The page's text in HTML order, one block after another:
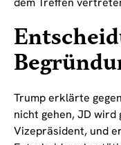
Trump erklärte
nicht gehen, JD wird
Vizepräsident, und